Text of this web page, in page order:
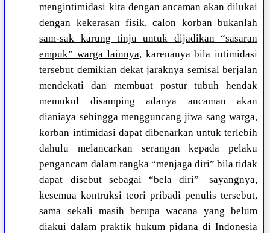
mengintimidasi kita dengan ancaman akan dilukai
dengan kekerasan fisik,calon korban bukanlah
sam-sak karung tinju untuk dijadikan “sasaran
empuk” warga lainnya, karenanya bila intimidasi
tersebut demikian dekat jaraknya semisal berjalan
mendekati dan membuat postur tubuh hendak
memukul disamping adanya ancaman akan
dianiaya sehingga mengguncang jiwa sang warga,
korban intimidasi dapat dibenarkan untuk terlebih
dahulu melancarkan serangan kepada pelaku
pengancam dalam rangka “menjaga diri” bila tidak
dapat disebut sebagai “bela diri”—sayangnya,
kesemua kontruksi teori pribadi penulis tersebut,
sama sekali masih berupa wacana yang belum
diakui dalam praktik hukum pidana di Indonesia